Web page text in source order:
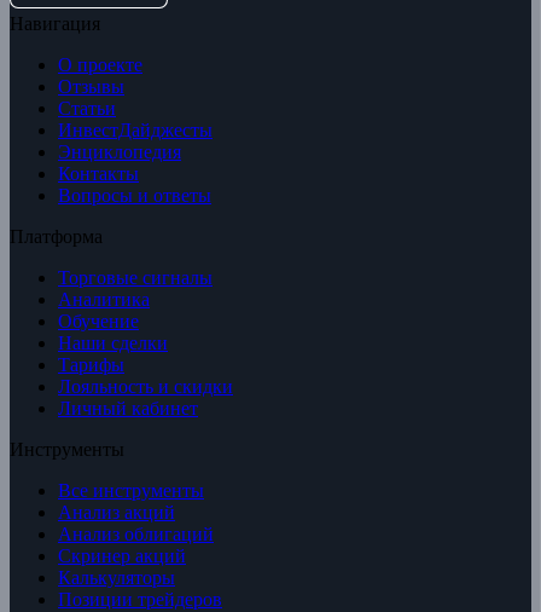
Навигация
О проекте
Отзывы
Статьи
ИнвестДайджесты
Энциклопедия
Контакты
Вопросы и ответы
Платформа
Торговые сигналы
Аналитика
Обучение
Наши сделки
Тарифы
Лояльность и скидки
Личный кабинет
Инструменты
Все инструменты
Анализ акций
Анализ облигаций
Скринер акций
Калькуляторы
Позиции трейдеров